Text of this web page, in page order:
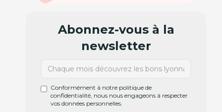
Abonnez-vous à la
newsletter
Conformément à notre politique de
confidentialité, nous nous engageons à respecter
vos données personnelles.